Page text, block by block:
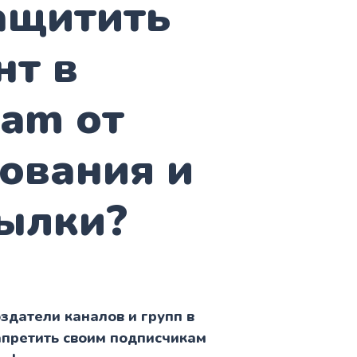
в
от
и
каналов и групп в
своим подписчикам